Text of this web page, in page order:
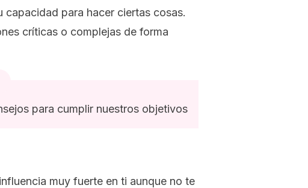
capacidad para hacer ciertas cosas.
críticas o complejas de forma
para cumplir nuestros objetivos
muy fuerte en ti aunque no te